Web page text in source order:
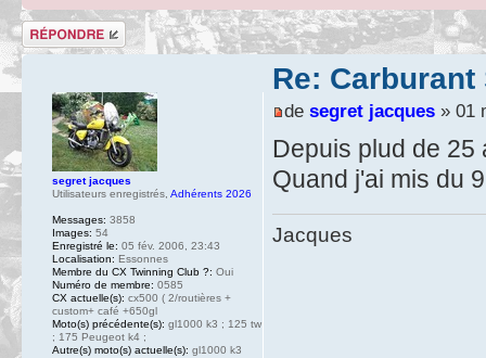
Répondre
Re: Carburant
de segret jacques» 01
Depuis plud de 25
Quand j'ai mis du
Jacques
segret jacques
Utilisateurs enregistrés Adhérents 2026
Messages: 3858
Images: 54
Enregistré le: 05 fév. 2006, 23:43
Localisation: Essonnes
Membre du CX Twinning Club ?: Oui
Numéro de membre: 0585
CX actuelle(s): cx500 ( 2/routières +
custom+ café +650gl
Moto(s) précédente(s): gl1000 k3 ; 125 tw
; 175 Peugeot k4 ;
Autre(s) moto(s) actuelle(s): gl1000 k3